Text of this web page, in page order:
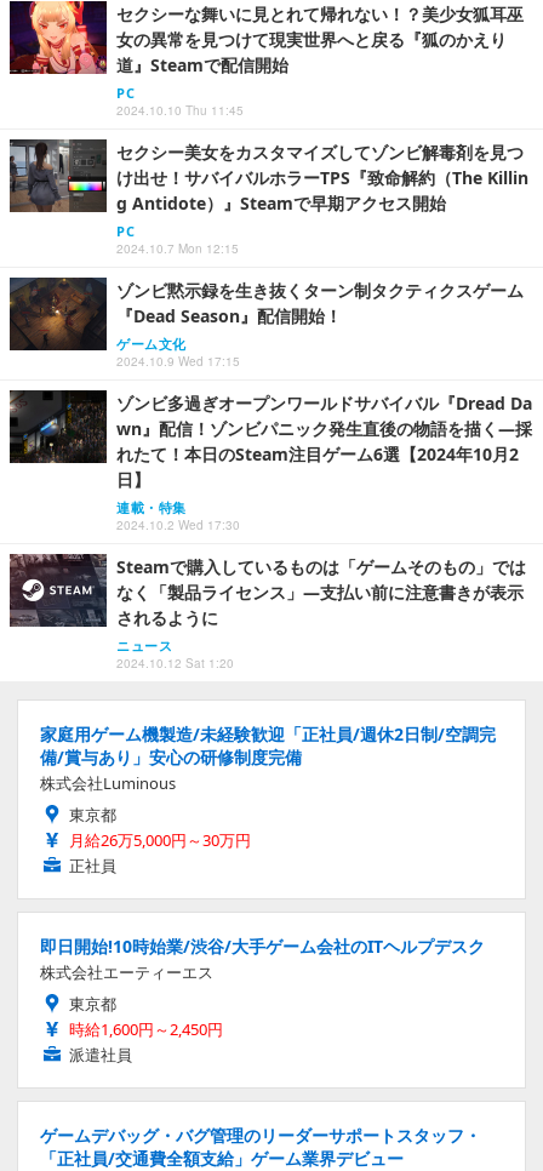
セクシーな舞いに見とれて帰れない！？美少女狐耳巫
女の異常を見つけて現実世界へと戻る『狐のかえり
道』Steamで配信開始
PC
2024.10.10 Thu 11:45
セクシー美女をカスタマイズしてゾンビ解毒剤を見つ
け出せ！サバイバルホラーTPS『致命解約（The Killin
g Antidote）』Steamで早期アクセス開始
PC
2024.10.7 Mon 12:15
ゾンビ黙示録を生き抜くターン制タクティクスゲーム
『Dead Season』配信開始！
ゲーム文化
2024.10.9 Wed 17:15
ゾンビ多過ぎオープンワールドサバイバル『Dread Da
wn』配信！ゾンビパニック発生直後の物語を描く―採
れたて！本日のSteam注目ゲーム6選【2024年10月2
日】
連載・特集
2024.10.2 Wed 17:30
Steamで購入しているものは「ゲームそのもの」では
なく「製品ライセンス」―支払い前に注意書きが表示
されるように
ニュース
2024.10.12 Sat 1:20
家庭用ゲーム機製造/未経験歓迎「正社員/週休2日制/空調完
備/賞与あり」安心の研修制度完備
株式会社Luminous
東京都
月給26万5,000円～30万円
正社員
即日開始!10時始業/渋谷/大手ゲーム会社のITヘルプデスク
株式会社エーティーエス
東京都
時給1,600円～2,450円
派遣社員
ゲームデバッグ・バグ管理のリーダーサポートスタッフ・
「正社員/交通費全額支給」ゲーム業界デビュー